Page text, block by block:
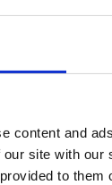
content and
site with
to
denk
leuk. Van de
ik geniet
maak